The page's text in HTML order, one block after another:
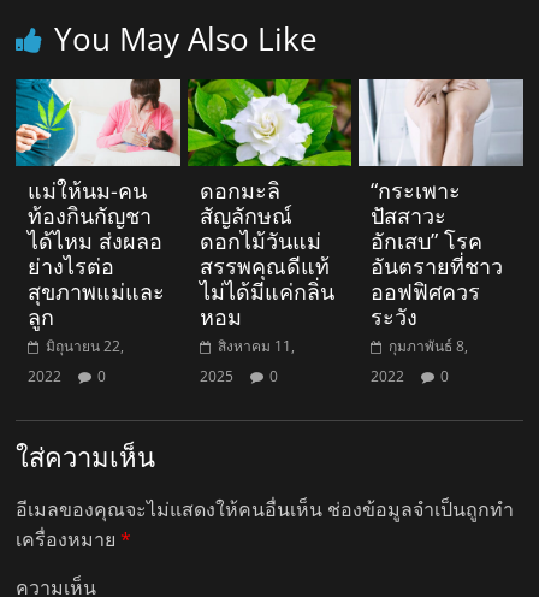
You May Also Like
แม่ให้นม-คน
ท้องกินกัญชา
ได้ไหม ส่งผลอ
ย่างไรต่อ
สุขภาพแม่และ
ลูก
มิถุนายน 22,
2022
0
ดอกมะลิ
สัญลักษณ์
ดอกไม้วันแม่
สรรพคุณดีแท้
ไม่ได้มีแค่กลิ่น
หอม
สิงหาคม 11,
2025
0
“กระเพาะ
ปัสสาวะ
อักเสบ” โรค
อันตรายที่ชาว
ออฟฟิศควร
ระวัง
กุมภาพันธ์ 8,
2022
0
ใส่ความเห็น
อีเมลของคุณจะไม่แสดงให้คนอื่นเห็น ช่องข้อมูลจำเป็นถูกทำ
เครื่องหมาย*
ความเห็น